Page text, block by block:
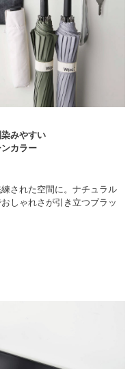
みやすい
カラー
された空間に。ナチュラル
しゃれさが引き立つブラッ